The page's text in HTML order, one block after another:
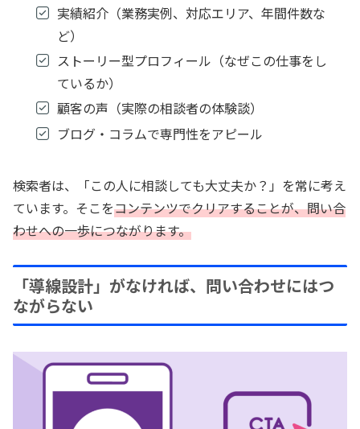
実績紹介（業務実例、対応エリア、年間件数な
ど）
ストーリー型プロフィール（なぜこの仕事をし
ているか）
顧客の声（実際の相談者の体験談）
ブログ・コラムで専門性をアピール
検索者は、「この人に相談しても大丈夫か？」を常に考え
ています。そこをコンテンツでクリアすることが、問い合
わせへの一歩につながります。
「導線設計」がなければ、問い合わせにはつ
ながらない